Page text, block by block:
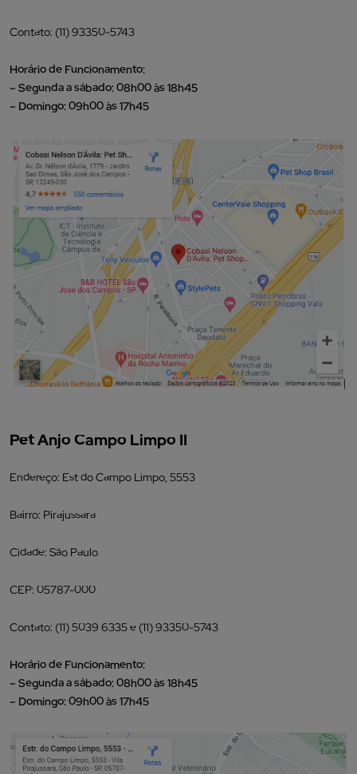
Contato: (11) 93350-5743
Horário de Funcionamento:
– Segunda a sábado: 08h00 às 18h45
– Domingo: 09h00 às 17h45
Pet Anjo Campo Limpo II
Endereço: Est do Campo Limpo, 5553
Bairro: Pirajussara
Cidade: São Paulo
CEP: 05787-000
Contato: (11) 5039 6335 e (11) 93350-5743
Horário de Funcionamento:
– Segunda a sábado: 08h00 às 18h45
– Domingo: 09h00 às 17h45